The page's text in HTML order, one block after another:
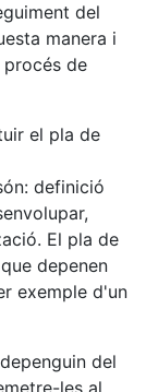
del
manera i
procés de
el pla de
definició
El pla de
depenen
exemple d'un
del
les al